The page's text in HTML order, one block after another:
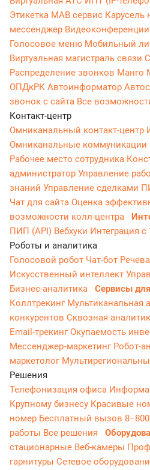
Этикетка МАВ сервис Карусель
мессенджер Видеоконференции
Голосовое меню Мобильный
Виртуальная магистраль связи
Распределение звонков Манго
ОПДкРК Автоинформатор
звонок с сайта Все
Контакт-центр
Омниканальный контакт-центр
Омниканальные коммуникации
Рабочее место сотрудника
администратор Управление
знаний Управление сделками
Чат для сайта Оценка
возможности колл-центра
ПИП (API) Вебхуки Интеграция с
Роботы и аналитика
Голосовой робот Чат-бот
Искусственный интеллект
Бизнес-аналитика
Сервисы
Коллтрекинг Мультиканальная
конкурентов Сквозная
Email-трекингОкупаемость
Мессенджер‑маркетинг Робот-
маркетолог
Решения
Телефонизация офиса
Крупному бизнесу Красивые
номер Бесплатный вызов 8−800
работы Все решения
стационарные Веб-камеры
гарнитуры Сетевое